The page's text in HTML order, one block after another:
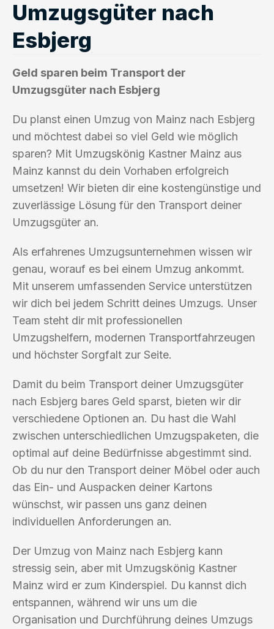
Umzugsgüter nach
Esbjerg
Geld sparen beim Transport der
Umzugsgüter nach Esbjerg
Du planst einen Umzug von Mainz nach Esbjerg
und möchtest dabei so viel Geld wie möglich
sparen? Mit Umzugskönig Kastner Mainz aus
Mainz kannst du dein Vorhaben erfolgreich
umsetzen! Wir bieten dir eine kostengünstige und
zuverlässige Lösung für den Transport deiner
Umzugsgüter an.
Als erfahrenes Umzugsunternehmen wissen wir
genau, worauf es bei einem Umzug ankommt.
Mit unserem umfassenden Service unterstützen
wir dich bei jedem Schritt deines Umzugs. Unser
Team steht dir mit professionellen
Umzugshelfern, modernen Transportfahrzeugen
und höchster Sorgfalt zur Seite.
Damit du beim Transport deiner Umzugsgüter
nach Esbjerg bares Geld sparst, bieten wir dir
verschiedene Optionen an. Du hast die Wahl
zwischen unterschiedlichen Umzugspaketen, die
optimal auf deine Bedürfnisse abgestimmt sind.
Ob du nur den Transport deiner Möbel oder auch
das Ein- und Auspacken deiner Kartons
wünschst, wir passen uns ganz deinen
individuellen Anforderungen an.
Der Umzug von Mainz nach Esbjerg kann
stressig sein, aber mit Umzugskönig Kastner
Mainz wird er zum Kinderspiel. Du kannst dich
entspannen, während wir uns um die
Organisation und Durchführung deines Umzugs